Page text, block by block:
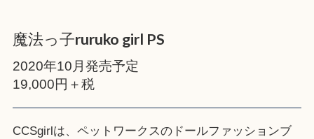
魔法っ子ruruko girl PS
2020年10月発売予定
19,000円＋税
CCSgirlは、ペットワークスのドールファッションブ